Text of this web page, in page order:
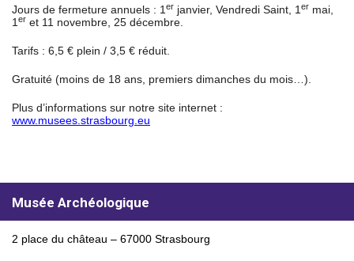
Jours de fermeture annuels : 1 er janvier, Vendredi Saint, 1 er mai,
1 er et 11 novembre, 25 décembre.
Tarifs : 6,5 € plein / 3,5 € réduit.
Gratuité (moins de 18 ans, premiers dimanches du mois…).
Plus d’informations sur notre site internet :
www.musees.strasbourg.eu
Musée Archéologique
2 place du château – 67000 Strasbourg